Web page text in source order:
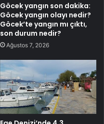
Göcek yangın son dakika:
Göcek yangın olayı nedir?
Göcek’te yangın mı çıktı,
son durum nedir?
Ağustos 7, 2026